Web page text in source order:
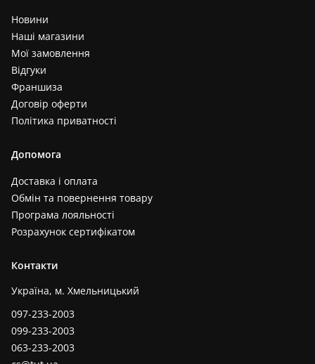
Новини
Наші магазини
Мої замовлення
Відгуки
Франшиза
Договір оферти
Політика приватності
Допомога
Доставка і оплата
Обмін та повернення товару
Програма лояльності
Розрахунок сертифікатом
Контакти
Україна, м. Хмельницький
097-233-2003
099-233-2003
063-233-2003